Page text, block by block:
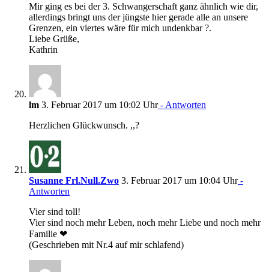
Mir ging es bei der 3. Schwangerschaft ganz ähnlich wie dir,
allerdings bringt uns der jüngste hier gerade alle an unsere
Grenzen, ein viertes wäre für mich undenkbar ?.
Liebe Grüße,
Kathrin
lm 3. Februar 2017 um 10:02 Uhr- Antworten
Herzlichen Glückwunsch. ,,?
Susanne Frl.Null.Zwo 3. Februar 2017 um 10:04 Uhr-
Antworten
Vier sind toll!
Vier sind noch mehr Leben, noch mehr Liebe und noch mehr
Familie ❤
(Geschrieben mit Nr.4 auf mir schlafend)